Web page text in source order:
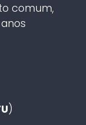
comum,
)